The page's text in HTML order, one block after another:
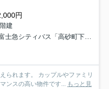
円
建
ティバス「高砂町下」 停歩4分
られます。 カップルやファミリ
ンスの高い物件です... もっと見